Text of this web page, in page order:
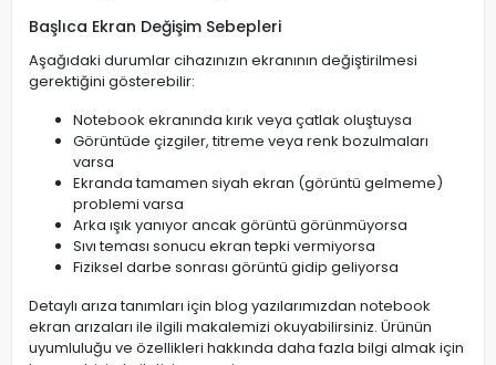
Başlıca Ekran Değişim Sebepleri
Aşağıdaki durumlar cihazınızın ekranının değiştirilmesi
gerektiğini gösterebilir:
Notebook ekranında kırık veya çatlak oluştuysa
Görüntüde çizgiler, titreme veya renk bozulmaları
varsa
Ekranda tamamen siyah ekran (görüntü gelmeme)
problemi varsa
Arka ışık yanıyor ancak görüntü görünmüyorsa
Sıvı teması sonucu ekran tepki vermiyorsa
Fiziksel darbe sonrası görüntü gidip geliyorsa
Detaylı arıza tanımları için blog yazılarımızdan notebook
ekran arızaları ile ilgili makalemizi okuyabilirsiniz. Ürünün
uyumluluğu ve özellikleri hakkında daha fazla bilgi almak için